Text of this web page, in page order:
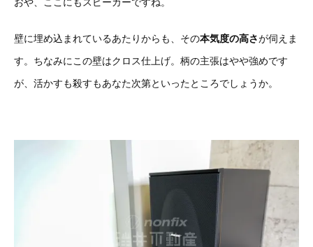
おや、ここにもスピーカーですね。
壁に埋め込まれているあたりからも、その本気度の高さが伺えま
す。ちなみにこの壁はクロス仕上げ。柄の主張はやや強めです
が、活かすも殺すもあなた次第といったところでしょうか。